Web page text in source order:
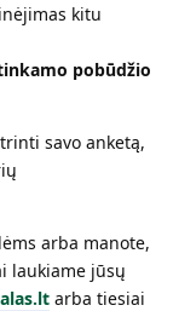
kitu
pobūdžio
savo anketą,
arba manote,
laukiame jūsų
arba tiesiai